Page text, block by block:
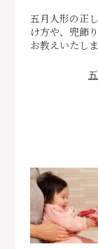
五月人形の正
け方や、兜飾
お教えいたしま